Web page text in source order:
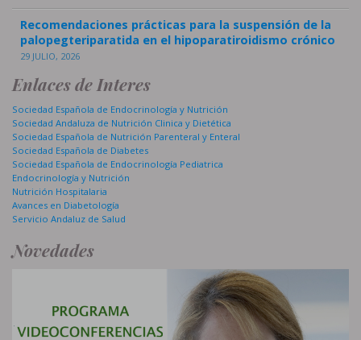
Recomendaciones prácticas para la suspensión de la
palopegteriparatida en el hipoparatiroidismo crónico
29 JULIO, 2026
Enlaces de Interes
Sociedad Española de Endocrinología y Nutrición
Sociedad Andaluza de Nutrición Clinica y Dietética
Sociedad Española de Nutrición Parenteral y Enteral
Sociedad Española de Diabetes
Sociedad Española de Endocrinología Pediatrica
Endocrinología y Nutrición
Nutrición Hospitalaria
Avances en Diabetología
Servicio Andaluz de Salud
Novedades